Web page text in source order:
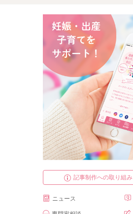
記事制作への取り組み
ニュース